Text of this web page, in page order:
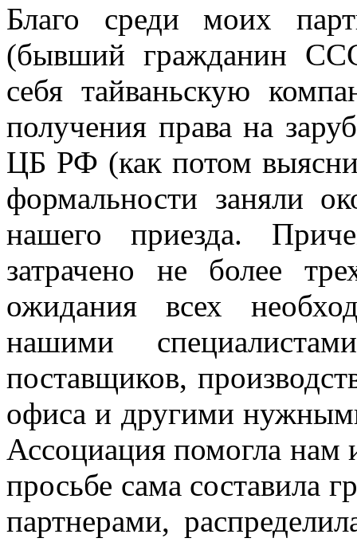
Благо среди моих
(бывший гражданин
себя тайваньскую
получения права на
ЦБ РФ (как потом
формальности заняли
нашего приезда.
затрачено не более
ожидания всех
нашими
поставщиков,
офиса и другими
Ассоциация помогла
просьбе сама составила
партнерами,